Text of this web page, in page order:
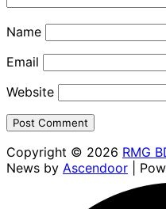
Name
Email
Website
Copyright © 2026 RMG
News by Ascendoor |